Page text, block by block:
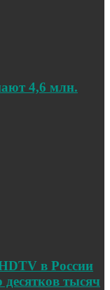
4,6 млн.
в России
десятков тысяч